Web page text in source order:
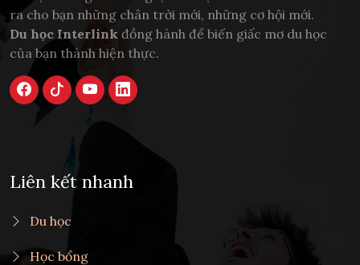
ra cho bạn những chân trời mới, những cơ hội mới.
Du học Interlink đồng hành để biến giấc mơ du học
của bạn thành hiện thực.
Liên kết nhanh
Du học
Học bổng